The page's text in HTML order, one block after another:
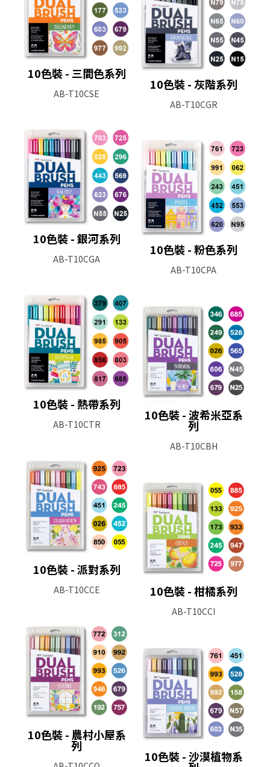
10色裝 - 三間色系列
AB-T10CSE
10色裝 - 灰階系列
AB-T10CGR
10色裝 - 銀河系列
AB-T10CGA
10色裝 - 粉色系列
AB-T10CPA
10色裝 - 熱帶系列
AB-T10CTR
10色裝 - 波希米亞系
列
AB-T10CBH
10色裝 - 派對系列
AB-T10CCE 10色裝 - 柑橘系列
AB-T10CCI
10色裝 - 農村小屋系
列
10色裝 - 沙漠植物系